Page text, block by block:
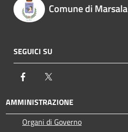
Comune di Marsala
SEGUICI SU
Facebook
AMMINISTRAZIONE
Organi di Governo